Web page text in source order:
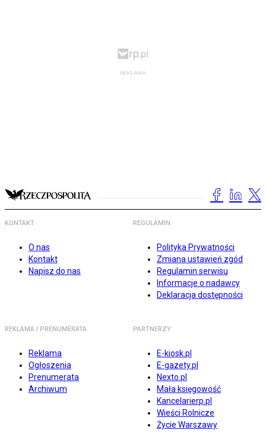
KONTAKT
O nas
Kontakt
Napisz do nas
REGULAMIN
Polityka Prywatności
Zmiana ustawień zgód
Regulamin serwisu
Informacje o nadawcy
Deklaracja dostępności
REKLAMA I PRENUMERATA
Reklama
Ogłoszenia
Prenumerata
Archiwum
PARTNERZY
E-kiosk.pl
E-gazety.pl
Nexto.pl
Mała księgowość
Kancelarierp.pl
Wieści Rolnicze
Życie Warszawy